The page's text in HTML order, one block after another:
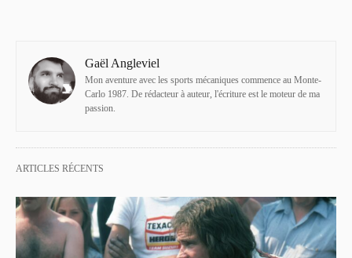
Gaël Angleviel
Mon aventure avec les sports mécaniques commence au Monte-
Carlo 1987. De rédacteur à auteur, l'écriture est le moteur de ma
passion.
ARTICLES RÉCENTS